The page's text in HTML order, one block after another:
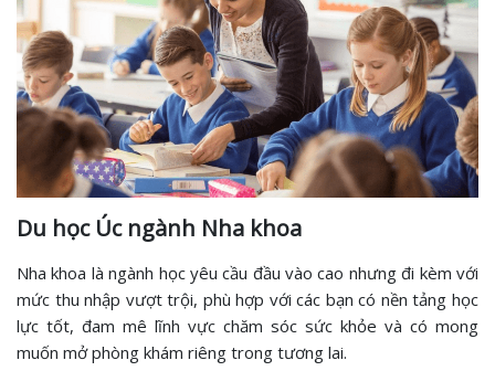
Du học Úc ngành Nha khoa
Nha khoa là ngành học yêu cầu đầu vào cao nhưng đi kèm với
mức thu nhập vượt trội, phù hợp với các bạn có nền tảng học
lực tốt, đam mê lĩnh vực chăm sóc sức khỏe và có mong
muốn mở phòng khám riêng trong tương lai.